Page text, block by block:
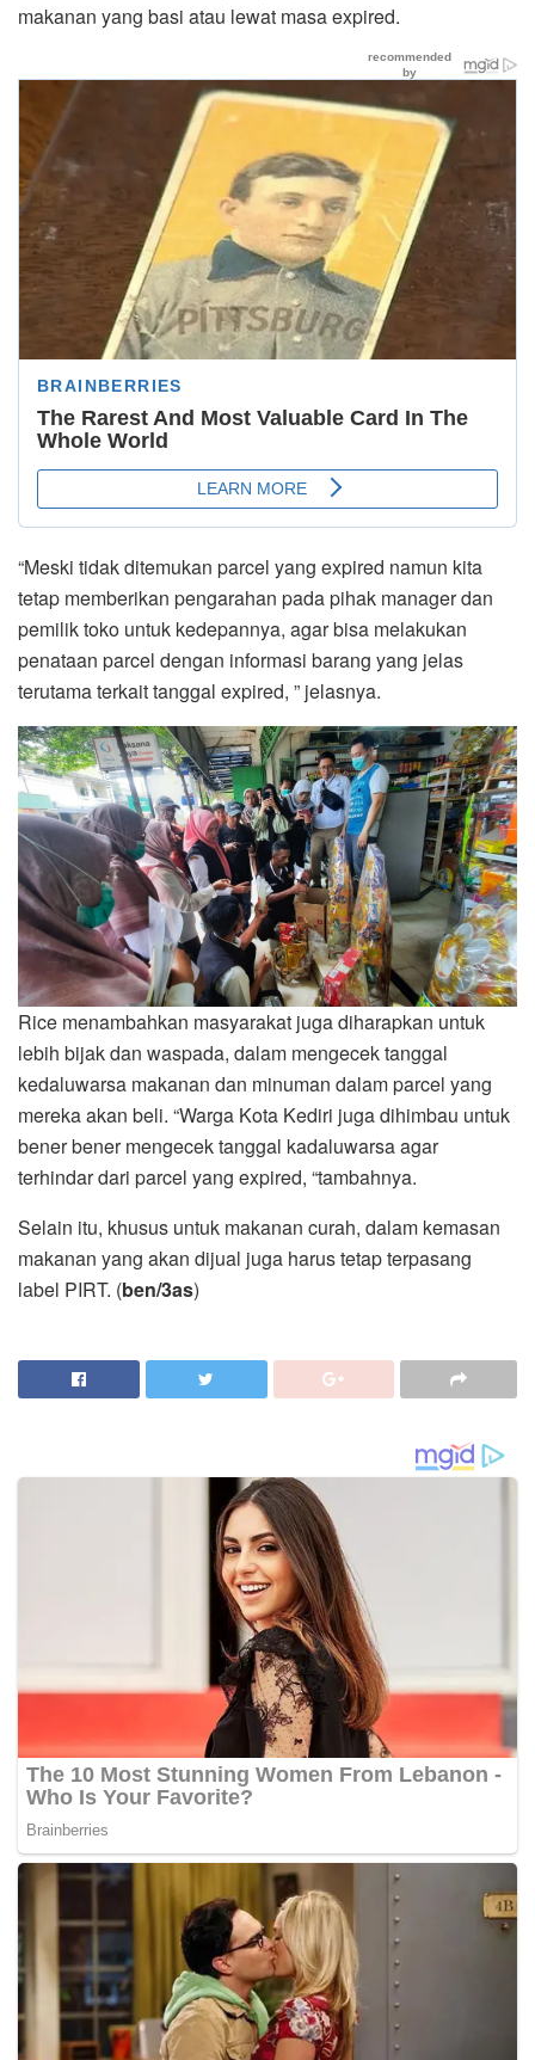
makanan yang basi atau lewat masa expired.
“Meski tidak ditemukan parcel yang expired namun kita
tetap memberikan pengarahan pada pihak manager dan
pemilik toko untuk kedepannya, agar bisa melakukan
penataan parcel dengan informasi barang yang jelas
terutama terkait tanggal expired, ” jelasnya.
Rice menambahkan masyarakat juga diharapkan untuk
lebih bijak dan waspada, dalam mengecek tanggal
kedaluwarsa makanan dan minuman dalam parcel yang
mereka akan beli. “Warga Kota Kediri juga dihimbau untuk
bener bener mengecek tanggal kadaluwarsa agar
terhindar dari parcel yang expired, “tambahnya.
Selain itu, khusus untuk makanan curah, dalam kemasan
makanan yang akan dijual juga harus tetap terpasang
label PIRT. (ben/3as)